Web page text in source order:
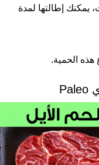
وإذا أحببت، يمكنك إطالتها لمدة
هذه الحمية.